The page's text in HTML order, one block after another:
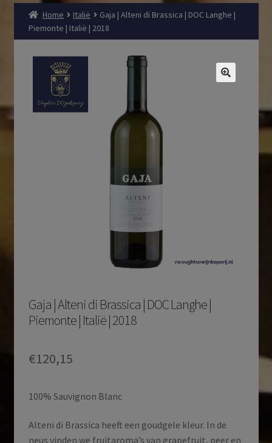
Home Italië
Gaja | Alteni di Brassica | DOC Langhe |
Piemonte | Italië | 2018
Gaja | Alteni di Brassica | DOC Langhe |
Piemonte | Italië | 2018
€120,15
100% Sauvignon Blanc
Alteni di Brassica heeft een goudgele kleur. In de
neus vinden we fruitaroma’s van grapefruit, peer en